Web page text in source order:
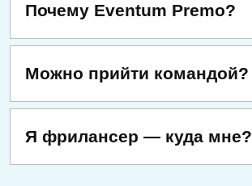
Почему Eventum Premo?
Можно прийти командой?
Я фрилансер — куда мне?